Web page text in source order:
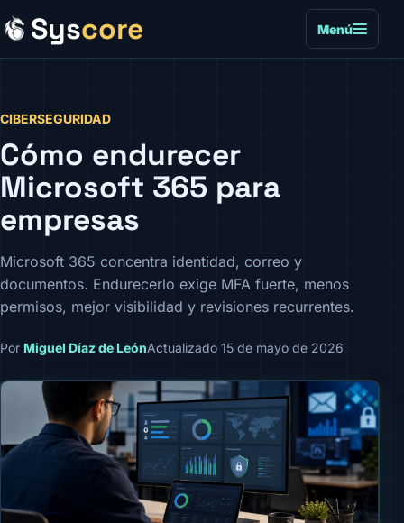
Syscore Menú
CIBERSEGURIDAD
Cómo endurecer
Microsoft 365 para
empresas
Microsoft 365 concentra identidad, correo y
documentos. Endurecerlo exige MFA fuerte, menos
permisos, mejor visibilidad y revisiones recurrentes.
Por Miguel Díaz de LeónActualizado 15 de mayo de 2026